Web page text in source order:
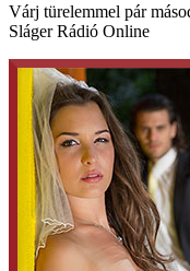
Várj türelemmel pár
Sláger Rádió Online